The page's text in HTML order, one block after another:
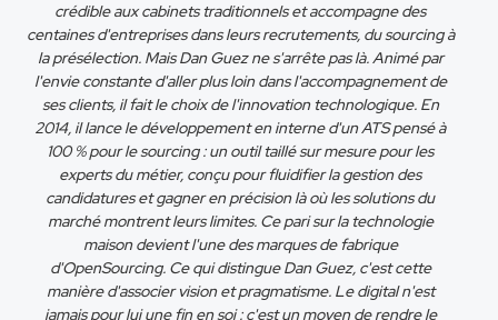
crédible aux cabinets traditionnels et accompagne des
centaines d'entreprises dans leurs recrutements, du sourcing à
la présélection. Mais Dan Guez ne s'arrête pas là. Animé par
l'envie constante d'aller plus loin dans l'accompagnement de
ses clients, il fait le choix de l'innovation technologique. En
2014, il lance le développement en interne d'un ATS pensé à
100 % pour le sourcing : un outil taillé sur mesure pour les
experts du métier, conçu pour fluidifier la gestion des
candidatures et gagner en précision là où les solutions du
marché montrent leurs limites. Ce pari sur la technologie
maison devient l'une des marques de fabrique
d'OpenSourcing. Ce qui distingue Dan Guez, c'est cette
manière d'associer vision et pragmatisme. Le digital n'est
jamais pour lui une fin en soi : c'est un moyen de rendre le